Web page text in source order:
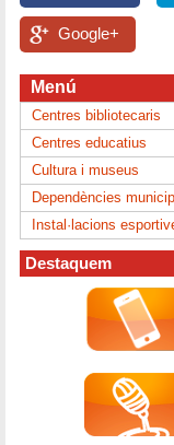
Google+
Menú
Centres bibliotecaris
Centres educatius
Cultura i museus
Dependències
Instal·lacions
Destaquem